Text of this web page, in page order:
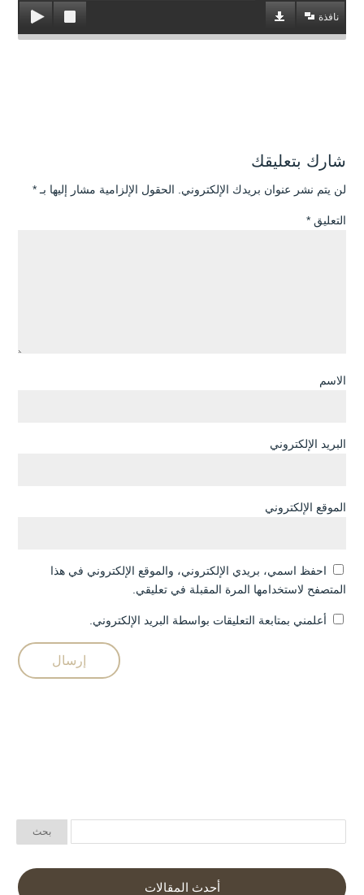
نافذة
شارك بتعليقك
لن يتم نشر عنوان بريدك الإلكتروني. الحقول الإلزامية مشار إليها بـ *
التعليق *
الاسم
البريد الإلكتروني
الموقع الإلكتروني
احفظ اسمي، بريدي الإلكتروني، والموقع الإلكتروني في هذا
المتصفح لاستخدامها المرة المقبلة في تعليقي.
أعلمني بمتابعة التعليقات بواسطة البريد الإلكتروني.
أحدث المقالات